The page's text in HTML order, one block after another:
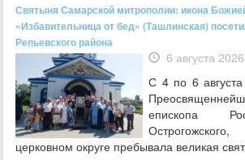
Святыня Самарской митрополии: икона
«Избавительница от бед» (Ташлинская)
Репьевского района
6 августа 2026
С 4 по 6
епископа
церковном округе пребывала великая